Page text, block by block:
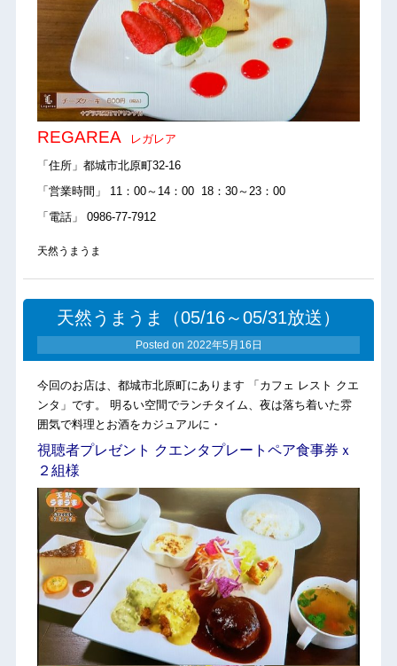
REGAREA
レガレア
「住所」都城市北原町32-16
「営業時間」 11：00～14：00 18：30～23：00
「電話」 0986-77-7912
天然うまうま
天然うまうま（05/16～05/31放送）
Posted on 2022年5月16日
今回のお店は、都城市北原町にあります 「カフェ レスト クエ
ンタ」です。 明るい空間でランチタイム、夜は落ち着いた雰
囲気で料理とお酒をカジュアルに・
視聴者プレゼント クエンタプレートペア食事券ｘ
２組様